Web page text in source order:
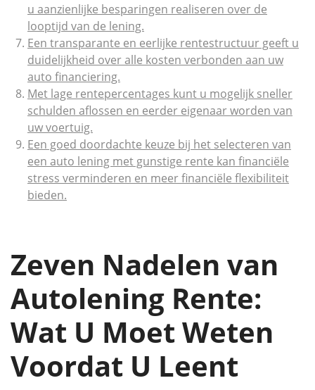
u aanzienlijke besparingen realiseren over de
looptijd van de lening.
Een transparante en eerlijke rentestructuur geeft u
duidelijkheid over alle kosten verbonden aan uw
auto financiering.
Met lage rentepercentages kunt u mogelijk sneller
schulden aflossen en eerder eigenaar worden van
uw voertuig.
Een goed doordachte keuze bij het selecteren van
een auto lening met gunstige rente kan financiële
stress verminderen en meer financiële flexibiliteit
bieden.
Zeven Nadelen van
Autolening Rente:
Wat U Moet Weten
Voordat U Leent